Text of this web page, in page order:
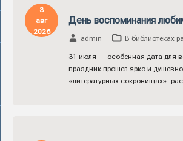
3
авг
2026
День воспоминания
admin В библиотеках
31 июля — особенная дата для
праздник прошел ярко и
«литературных сокровищах»: